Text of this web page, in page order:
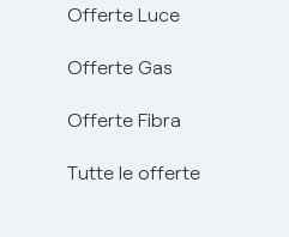
Offerte Luce
Offerte Gas
Offerte Fibra
Tutte le offerte